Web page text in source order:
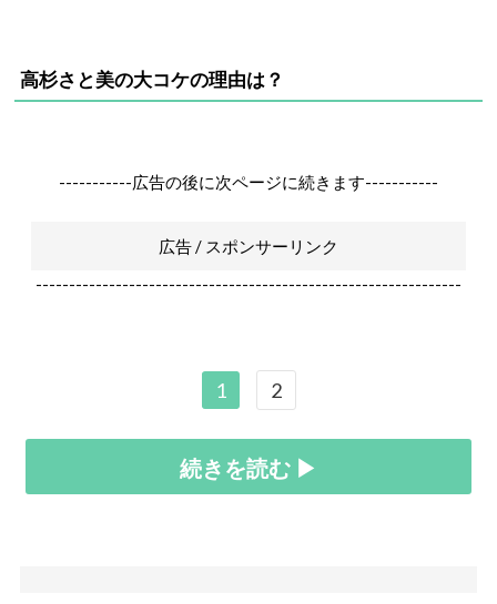
高杉さと美の大コケの理由は？
-----------広告の後に次ページに続きます-----------
広告 / スポンサーリンク
----------------------------------------------------------------
1 2
続きを読む ▶